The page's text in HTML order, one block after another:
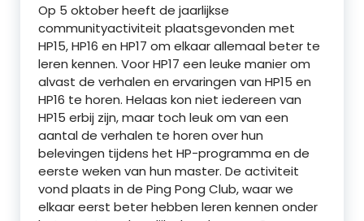
Op 5 oktober heeft de jaarlijkse
communityactiviteit plaatsgevonden met
HP15, HP16 en HP17 om elkaar allemaal beter te
leren kennen. Voor HP17 een leuke manier om
alvast de verhalen en ervaringen van HP15 en
HP16 te horen. Helaas kon niet iedereen van
HP15 erbij zijn, maar toch leuk om van een
aantal de verhalen te horen over hun
belevingen tijdens het HP-programma en de
eerste weken van hun master. De activiteit
vond plaats in de Ping Pong Club, waar we
elkaar eerst beter hebben leren kennen onder